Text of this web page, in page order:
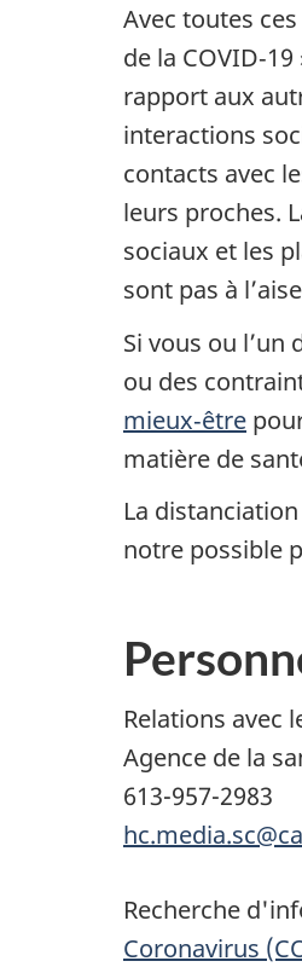
Avec toutes
de la
rapport aux
interactions
contacts avec
leurs proches.
sociaux et les
sont pas à
Si vous ou
ou des
mieux‑être
matière de
La
notre possible
Relations avec
Agence de la
613-957-2983
Recherche
Coronavirus